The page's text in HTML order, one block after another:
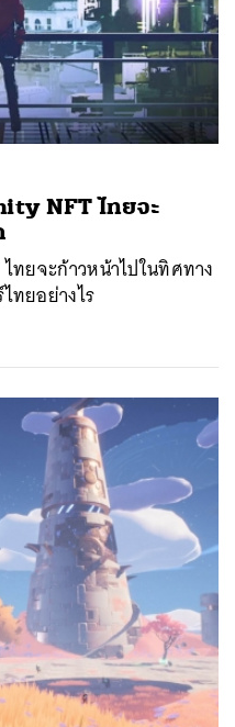
NFT ไทยจะ
ทยจะก้าวหน้าไปในทิศทาง
ทยอย่างไร